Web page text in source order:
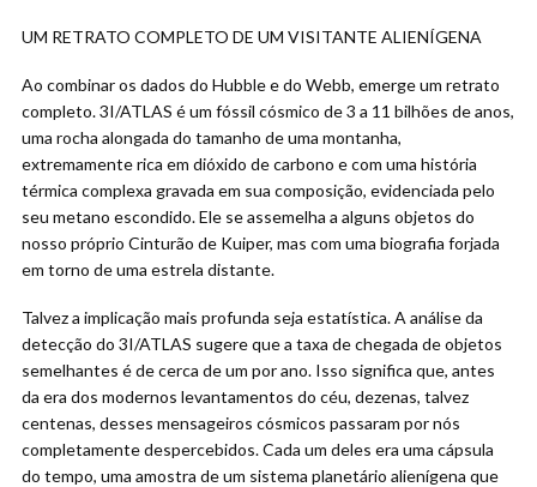
UM RETRATO COMPLETO DE UM VISITANTE ALIENÍGENA
Ao combinar os dados do Hubble e do Webb, emerge um retrato
completo. 3I/ATLAS é um fóssil cósmico de 3 a 11 bilhões de anos,
uma rocha alongada do tamanho de uma montanha,
extremamente rica em dióxido de carbono e com uma história
térmica complexa gravada em sua composição, evidenciada pelo
seu metano escondido. Ele se assemelha a alguns objetos do
nosso próprio Cinturão de Kuiper, mas com uma biografia forjada
em torno de uma estrela distante.
Talvez a implicação mais profunda seja estatística. A análise da
detecção do 3I/ATLAS sugere que a taxa de chegada de objetos
semelhantes é de cerca de um por ano. Isso significa que, antes
da era dos modernos levantamentos do céu, dezenas, talvez
centenas, desses mensageiros cósmicos passaram por nós
completamente despercebidos. Cada um deles era uma cápsula
do tempo, uma amostra de um sistema planetário alienígena que